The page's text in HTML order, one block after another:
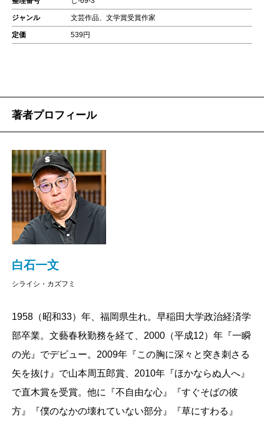
ジャンル 文芸作品、文学賞受賞作家
定価 539円
著者プロフィール
白石一文
シライシ・カズフミ
1958（昭和33）年、福岡県生れ。早稲田大学政治経済学
部卒業。文藝春秋勤務を経て、2000（平成12）年『一瞬
の光』でデビュー。2009年『この胸に深々と突き刺さる
矢を抜け』で山本周五郎賞、2010年『ほかならぬ人へ』
で直木賞を受賞。他に『不自由な心』『すぐそばの彼
方』『僕のなかの壊れていない部分』『草にすわる』